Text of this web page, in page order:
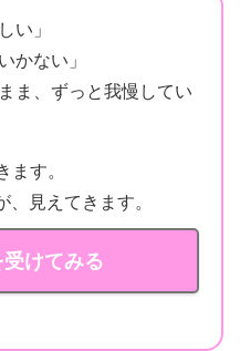
い」
かない」
、ずっと我慢してい
す。
、見えてきます。
けてみる